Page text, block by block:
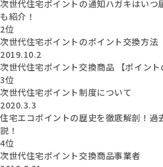
次世代住宅ポイントの通知ハガキはいつ
も紹介！
2位
次世代住宅ポイントのポイント交換方法
2019.10.2
次世代住宅ポイント交換商品 【ポイント
3位
次世代住宅ポイント制度について
2020.3.3
住宅エコポイントの歴史を徹底解剖！過
説！
4位
次世代住宅ポイント交換商品事業者